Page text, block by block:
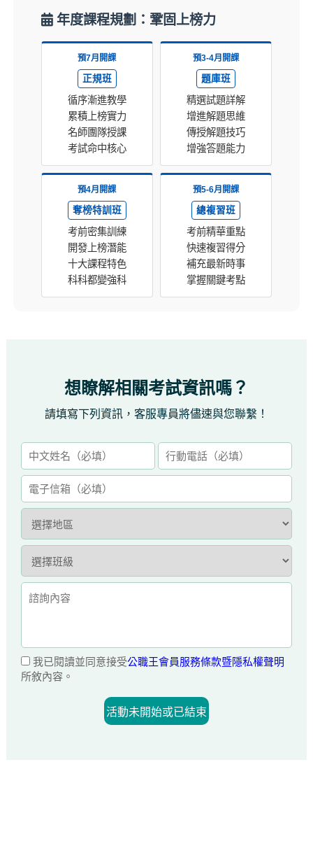
年度課程規劃：鞏固上榜力
預7月開課
正規班
循序漸進教學
累積上榜實力
名師團隊授課
考試命中核心
預3-4月開課
題庫班
精選試題詳解
增進解題思維
傳授解題技巧
增強答題能力
預4月開課
奪榜特訓班
考前密集訓練
開發上榜潛能
十大課程特色
科科都變強科
預5-6月開課
總複習班
考前精華重點
快速複習得分
補充最新時事
掌握關鍵考點
想瞭解相關考試資訊嗎？
請填寫下列資訊，客服專員將儘速與您聯繫！
我已閱讀並同意接受公職王會員服務條款暨隱私權聲明
所敘內容。
活動未開始或已結束